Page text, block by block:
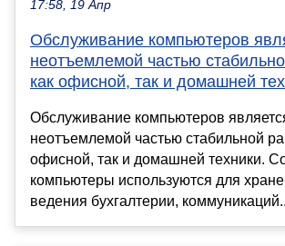
17:58, 19 Апр
Обслуживание компьютеров
неотъемлемой частью
как офисной, так и домашней
Обслуживание компьютеров
неотъемлемой частью стабильной
офисной, так и домашней техники.
компьютеры используются для
ведения бухгалтерии,